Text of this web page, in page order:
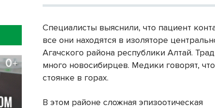
Специалисты выяснили, что пациент
все они находятся в изоляторе
Агачского района республики Алтай.
много новосибирцев. Медики говорят,
стоянке в горах.
В этом районе сложная эпизоотическая